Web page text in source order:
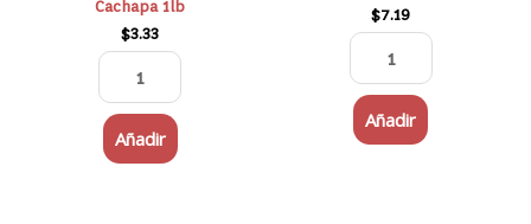
Cachapa 1lb
$3.33
Añadir
$7.19
Añadir